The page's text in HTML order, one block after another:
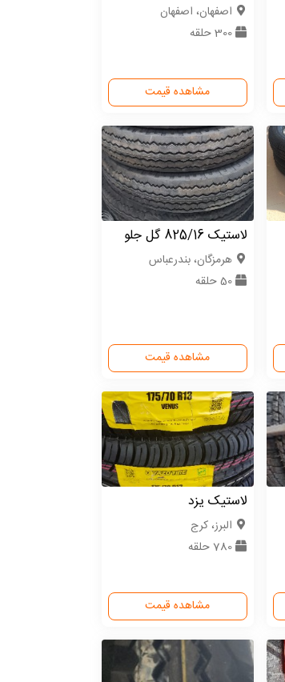
اصفهان، اصفهان
300 حلقه
مشاهده قیمت
لاستیک 825/16 گل جلو
هرمزگان، بندرعباس
50 حلقه
مشاهده قیمت
لاستیک یزد
البرز، کرج
780 حلقه
مشاهده قیمت